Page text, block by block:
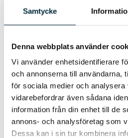
Samtycke
Denna webbplats använder
Vi använder enhetsidentifierare
och annonserna till användarna,
för sociala medier och analysera
vidarebefordrar även sådana
information från din enhet till de
annons- och analysföretag som
Dessa kan i sin tur kombinera
Förtydligande kring
Trelleborgs Allehanda
solcellsdebitering
I veckan har det på
publicerats en artikel gällande
solcellsproducenters
är komplext och artikeln inte..